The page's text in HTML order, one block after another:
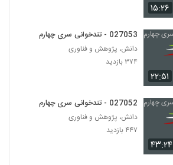
۴۴۲ بازدید
027045 - تندخوانی سری چهارم
۴۲۰ بازدید
027046 - تندخوانی سری چهارم
۱۵:۲۶
۲۲:۵۱
027053 - تندخوانی سری چهارم
دانش، پژوهش و فناوری
۳۷۴ بازدید
۴۳:۲۴
027052 - تندخوانی سری چهارم
دانش، پژوهش و فناوری
۴۴۷ بازدید